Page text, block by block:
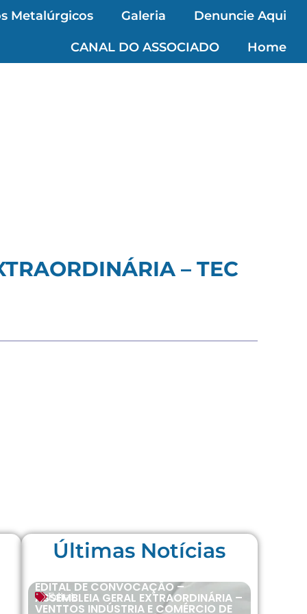
Metalúrgicos Galeria Denuncie Aqui
CANAL DO ASSOCIADO Home
– TEC
Últimas Notícias
Editais
EDITAL DE CONVOCAÇÃO –
ASSEMBLEIA GERAL EXTRAORDINÁRIA –
VENTTOS INDÚSTRIA E COMÉRCIO DE